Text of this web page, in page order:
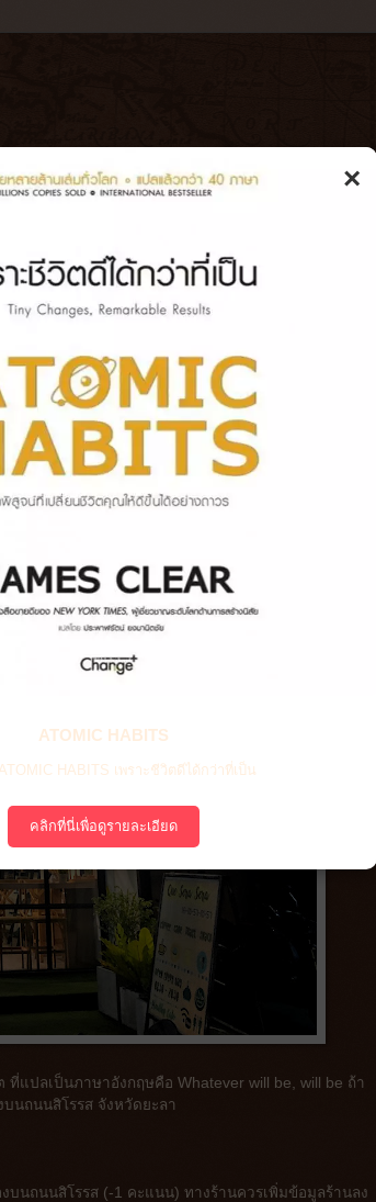
will be โดยเฉพาะราคา
ที่แปลเป็นภาษาอังกฤษคือ Whatever will be, will be ถ้า
นถนนสิโรรส จังหวัดยะลา
บนถนนสิโรรส (-1 คะแนน) ทางร้านควรเพิ่มข้อมูลร้านลง
×
ATOMIC HABITS
HABITS เพราะชีวิตดีได้กว่าที่เป็น
คลิกที่นี่เพื่อดูรายละเอียด